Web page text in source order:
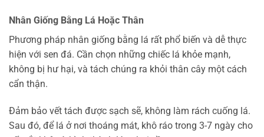
Nhân Giống Bằng Lá Hoặc Thân
Phương pháp nhân giống bằng lá rất phổ biến và dễ thực
hiện với sen đá. Cần chọn những chiếc lá khỏe mạnh,
không bị hư hại, và tách chúng ra khỏi thân cây một cách
cẩn thận.
Đảm bảo vết tách được sạch sẽ, không làm rách cuống lá.
Sau đó, để lá ở nơi thoáng mát, khô ráo trong 3-7 ngày cho